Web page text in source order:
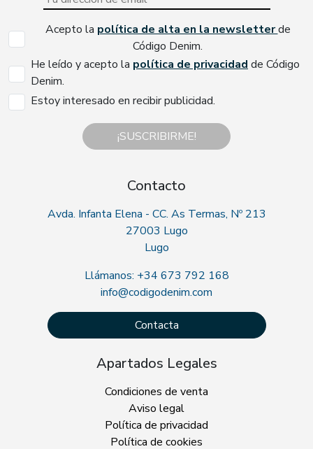
Acepto la política de alta en la newsletterde
Código Denim.
He leído y acepto la política de privacidadde Código
Denim.
Estoy interesado en recibir publicidad.
¡SUSCRIBIRME!
Contacto
Avda. Infanta Elena - CC. As Termas, Nº 213
27003 Lugo
Lugo
Llámanos: +34 673 792 168
info@codigodenim.com
Contacta
Apartados Legales
Condiciones de venta
Aviso legal
Política de privacidad
Política de cookies